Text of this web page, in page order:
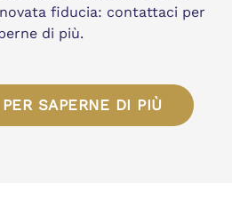
fiducia: contattaci per
di più.
SAPERNE DI PIÙ